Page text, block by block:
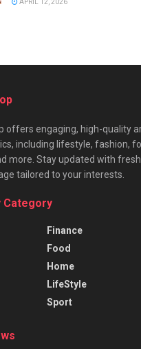
APRIL 12, 2026
offers engaging, high-quality
including lifestyle, fashion,
more. Stay updated with
tailored to your interests.
Category
Finance
Food
Home
LifeStyle
Sport